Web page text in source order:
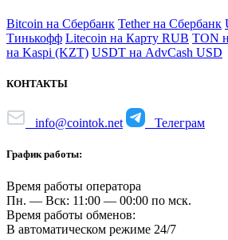
Bitcoin на Сбербанк Tether на Сбербанк
Тинькофф Litecoin на Карту RUB TON
на Kaspi (KZT) USDT на AdvCash USD
КОНТАКТЫ
info@cointok.net Телеграм
График работы:
Время работы оператора
Пн. — Вск: 11:00 — 00:00 по мск.
Время работы обменов:
В автоматическом режиме 24/7